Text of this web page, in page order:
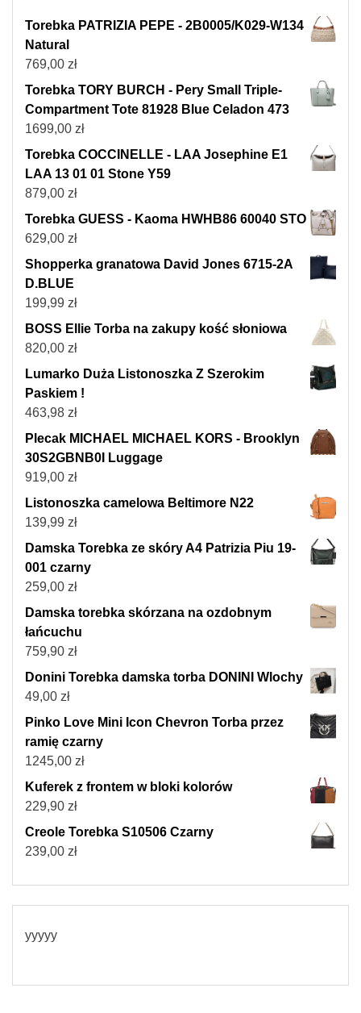
Torebka PATRIZIA PEPE - 2B0005/K029-W134
Natural
769,00 zł
Torebka TORY BURCH - Pery Small Triple-
Compartment Tote 81928 Blue Celadon 473
1699,00 zł
Torebka COCCINELLE - LAA Josephine E1
LAA 13 01 01 Stone Y59
879,00 zł
Torebka GUESS - Kaoma HWHB86 60040 STO
629,00 zł
Shopperka granatowa David Jones 6715-2A
D.BLUE
199,99 zł
BOSS Ellie Torba na zakupy kość słoniowa
820,00 zł
Lumarko Duża Listonoszka Z Szerokim
Paskiem !
463,98 zł
Plecak MICHAEL MICHAEL KORS - Brooklyn
30S2GBNB0I Luggage
919,00 zł
Listonoszka camelowa Beltimore N22
139,99 zł
Damska Torebka ze skóry A4 Patrizia Piu 19-
001 czarny
259,00 zł
Damska torebka skórzana na ozdobnym
łańcuchu
759,90 zł
Donini Torebka damska torba DONINI Wlochy
49,00 zł
Pinko Love Mini Icon Chevron Torba przez
ramię czarny
1245,00 zł
Kuferek z frontem w bloki kolorów
229,90 zł
Creole Torebka S10506 Czarny
239,00 zł
yyyyy